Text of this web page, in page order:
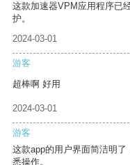
这款加速器VPM应用程序已
护。
2024-03-01
游客
超棒啊 好用
2024-03-01
游客
这款app的用户界面简洁明
悉操作。